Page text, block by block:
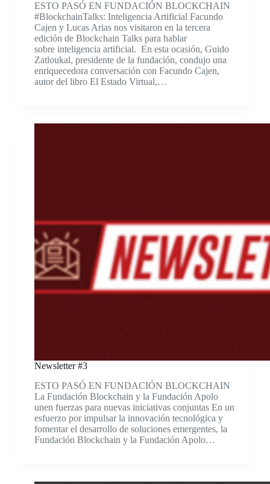
ESTO PASÓ EN FUNDACIÓN BLOCKCHAIN
#BlockchainTalks: Inteligencia Artificial Facundo
Cajen y Lucas Arias nos visitaron en la tercera
edición de Blockchain Talks para hablar
sobre inteligencia artificial. En esta ocasión, Guido
Zatloukal, presidente de la fundación, condujo una
enriquecedora conversación con Facundo Cajen,
autor del libro El Estado Virtual,…
Newsletter #3
ESTO PASÓ EN FUNDACIÓN BLOCKCHAIN
La Fundación Blockchain y la Fundación Apolo
unen fuerzas para nuevas iniciativas conjuntas En un
esfuerzo por impulsar la innovación tecnológica y
fomentar el desarrollo de soluciones emergentes, la
Fundación Blockchain y la Fundación Apolo…